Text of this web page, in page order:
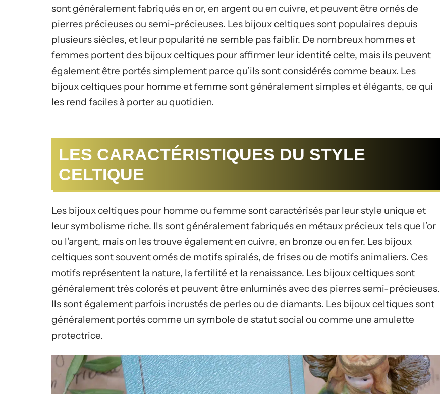
sont généralement fabriqués en or, en argent ou en cuivre, et peuvent être ornés de
pierres précieuses ou semi-précieuses. Les bijoux celtiques sont populaires depuis
plusieurs siècles, et leur popularité ne semble pas faiblir. De nombreux hommes et
femmes portent des bijoux celtiques pour affirmer leur identité celte, mais ils peuvent
également être portés simplement parce qu’ils sont considérés comme beaux. Les
bijoux celtiques pour homme et femme sont généralement simples et élégants, ce qui
les rend faciles à porter au quotidien.
LES CARACTÉRISTIQUES DU STYLE
CELTIQUE
Les bijoux celtiques pour homme ou femme sont caractérisés par leur style unique et
leur symbolisme riche. Ils sont généralement fabriqués en métaux précieux tels que l’or
ou l’argent, mais on les trouve également en cuivre, en bronze ou en fer. Les bijoux
celtiques sont souvent ornés de motifs spiralés, de frises ou de motifs animaliers. Ces
motifs représentent la nature, la fertilité et la renaissance. Les bijoux celtiques sont
généralement très colorés et peuvent être enluminés avec des pierres semi-précieuses.
Ils sont également parfois incrustés de perles ou de diamants. Les bijoux celtiques sont
généralement portés comme un symbole de statut social ou comme une amulette
protectrice.